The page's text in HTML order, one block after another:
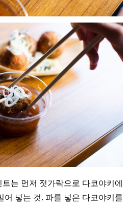
는 먼저 젓가락으로 다코야키에
어 넣는 것. 파를 넣은 다코야키를